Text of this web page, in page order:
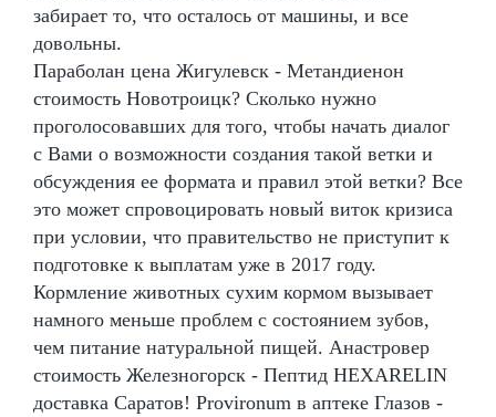
забирает то, что осталось от машины, и все
довольны.
Параболан цена Жигулевск - Метандиенон
стоимость Новотроицк? Сколько нужно
проголосовавших для того, чтобы начать диалог
с Вами о возможности создания такой ветки и
обсуждения ее формата и правил этой ветки? Все
это может спровоцировать новый виток кризиса
при условии, что правительство не приступит к
подготовке к выплатам уже в 2017 году.
Кормление животных сухим кормом вызывает
намного меньше проблем с состоянием зубов,
чем питание натуральной пищей. Анастровер
стоимость Железногорск - Пептид HEXARELIN
доставка Саратов! Provironum в аптеке Глазов -